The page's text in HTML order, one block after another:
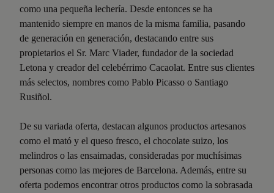
como una pequeña lechería. Desde entonces se ha
mantenido siempre en manos de la misma familia, pasando
de generación en generación, destacando entre sus
propietarios el Sr. Marc Viader, fundador de la sociedad
Letona y creador del celebérrimo Cacaolat. Entre sus clientes
más selectos, nombres como Pablo Picasso o Santiago
Rusiñol.
De su variada oferta, destacan algunos productos artesanos
como el mató y el queso fresco, el chocolate suizo, los
melindros o las ensaimadas, consideradas por muchísimas
personas como las mejores de Barcelona. Además, entre su
oferta podemos encontrar otros productos como la sobrasada